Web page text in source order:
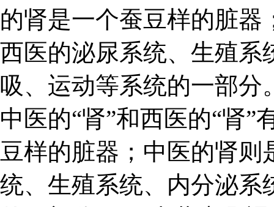
的肾是一个蚕豆样的脏
西医的泌尿系统、生殖系
吸、运动等系统的一部分
中医的“肾”和西医的“肾
豆样的脏器；中医的肾
统、生殖系统、内分泌系